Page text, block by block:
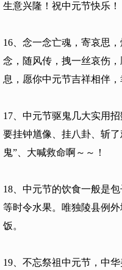
生意兴隆！祝中元节快乐！
16、念一念亡魂，寄哀思
念，随风传，拽一丝哀伤
息，愿你中元节吉祥相伴，
17、中元节驱鬼几大实用
要挂钟馗像、挂八卦、斩
鬼”、大喊救命啊～～！
18、中元节的饮食一般是
等时令水果。唯独陵县例
饭。
19、不忘祭祖中元节，中